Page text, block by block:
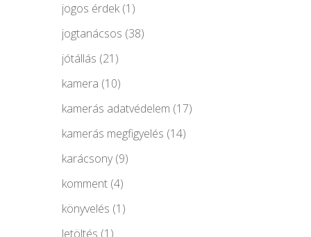
jogos érdek(1)
jogtanácsos (38)
jótállás (21)
kamera (10)
kamerás adatvédelem (17)
kamerás megfigyelés (14)
karácsony(9)
komment(4)
könyvelés (1)
letöltés (1)